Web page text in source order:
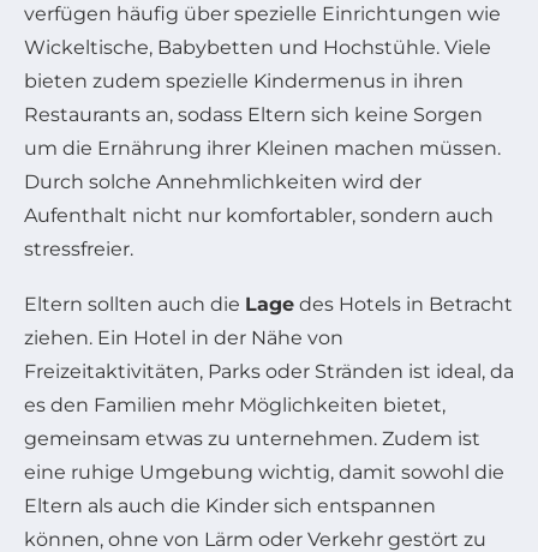
verfügen häufig über spezielle Einrichtungen wie
Wickeltische, Babybetten und Hochstühle. Viele
bieten zudem spezielle Kindermenus in ihren
Restaurants an, sodass Eltern sich keine Sorgen
um die Ernährung ihrer Kleinen machen müssen.
Durch solche Annehmlichkeiten wird der
Aufenthalt nicht nur komfortabler, sondern auch
stressfreier.
Eltern sollten auch die Lage des Hotels in Betracht
ziehen. Ein Hotel in der Nähe von
Freizeitaktivitäten, Parks oder Stränden ist ideal, da
es den Familien mehr Möglichkeiten bietet,
gemeinsam etwas zu unternehmen. Zudem ist
eine ruhige Umgebung wichtig, damit sowohl die
Eltern als auch die Kinder sich entspannen
können, ohne von Lärm oder Verkehr gestört zu